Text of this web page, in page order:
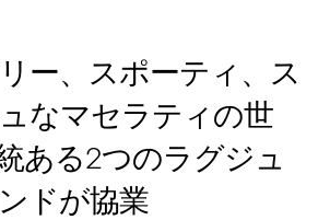
ー、スポーティ、ス
なマセラティの世
ある2つのラグジュ
ドが協業